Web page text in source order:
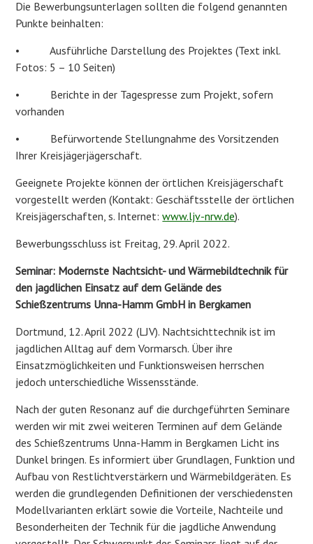
Die Bewerbungsunterlagen sollten die folgend genannten
Punkte beinhalten:
• Ausführliche Darstellung des Projektes (Text inkl.
Fotos: 5 – 10 Seiten)
• Berichte in der Tagespresse zum Projekt, sofern
vorhanden
• Befürwortende Stellungnahme des Vorsitzenden
Ihrer Kreisjägerjägerschaft.
Geeignete Projekte können der örtlichen Kreisjägerschaft
vorgestellt werden (Kontakt: Geschäftsstelle der örtlichen
Kreisjägerschaften, s. Internet:www.ljv-nrw.de).
Bewerbungsschluss ist Freitag, 29. April 2022.
Seminar: Modernste Nachtsicht- und Wärmebildtechnik für
den jagdlichen Einsatz auf dem Gelände des
Schießzentrums Unna-Hamm GmbH in Bergkamen
Dortmund, 12. April 2022 (LJV). Nachtsichttechnik ist im
jagdlichen Alltag auf dem Vormarsch. Über ihre
Einsatzmöglichkeiten und Funktionsweisen herrschen
jedoch unterschiedliche Wissensstände.
Nach der guten Resonanz auf die durchgeführten Seminare
werden wir mit zwei weiteren Terminen auf dem Gelände
des Schießzentrums Unna-Hamm in Bergkamen Licht ins
Dunkel bringen. Es informiert über Grundlagen, Funktion und
Aufbau von Restlichtverstärkern und Wärmebildgeräten. Es
werden die grundlegenden Definitionen der verschiedensten
Modellvarianten erklärt sowie die Vorteile, Nachteile und
Besonderheiten der Technik für die jagdliche Anwendung